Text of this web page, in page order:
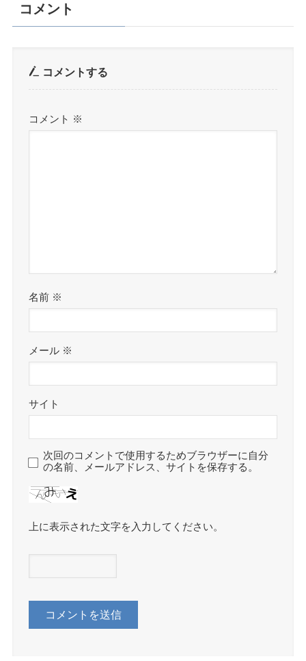
コメント
コメントする
コメント ※
名前 ※
メール ※
サイト
次回のコメントで使用するためブラウザーに自分
の名前、メールアドレス、サイトを保存する。
上に表示された文字を入力してください。